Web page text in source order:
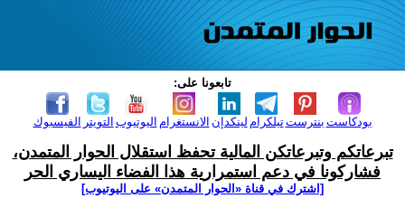
تابعونا على:
الفيسبوك التويتر اليوتيوب الانستغرام لينكدإن تيلكرامبنترست بودكاست
تبرعاتكم وتبرعاتكن المالية تحفظ استقلال الحوار المتمدن،
فشاركونا في دعم استمرارية هذا الفضاء اليساري الحر
[اشترك في قناة ‫«الحوار المتمدن» على اليوتيوب]